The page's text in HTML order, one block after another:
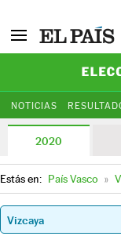
NOTICIAS
2020
Estás en: País Vasco »